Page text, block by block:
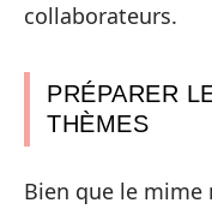
collaborateurs.
PRÉPARER
THÈMES
Bien que le mime